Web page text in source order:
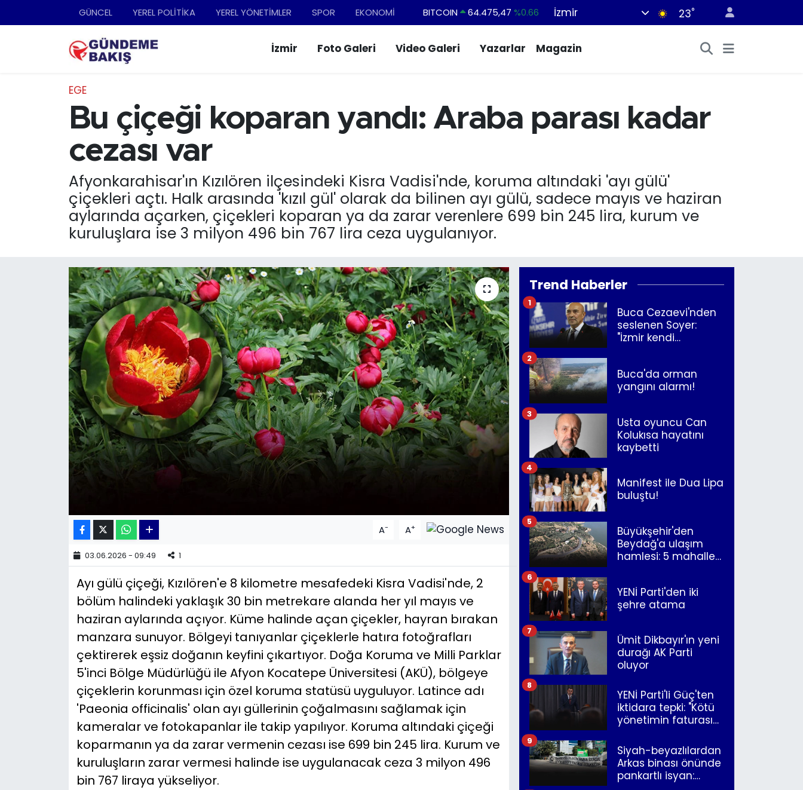
GÜNCEL YEREL POLİTİKA YEREL YÖNETİMLER SPOR EKONOMİ DOLAR 47,5971 %0.05
STERLİN
64,2534 %0.22
BITCOIN
64.475,47%0.66
İzmir 23°
İzmir Foto Galeri Video Galeri Yazarlar Magazin
EGE
Bu çiçeği koparan yandı: Araba parası kadar
cezası var
Afyonkarahisar'ın Kızılören ilçesindeki Kisra Vadisi'nde, koruma altındaki 'ayı gülü'
çiçekleri açtı. Halk arasında 'kızıl gül' olarak da bilinen ayı gülü, sadece mayıs ve haziran
aylarında açarken, çiçekleri koparan ya da zarar verenlere 699 bin 245 lira, kurum ve
kuruluşlara ise 3 milyon 496 bin 767 lira ceza uygulanıyor.
A- A+
03.06.2026 - 09:49 1
Ayı gülü çiçeği, Kızılören'e 8 kilometre mesafedeki Kisra Vadisi'nde, 2
bölüm halindeki yaklaşık 30 bin metrekare alanda her yıl mayıs ve
haziran aylarında açıyor. Küme halinde açan çiçekler, hayran bırakan
manzara sunuyor. Bölgeyi tanıyanlar çiçeklerle hatıra fotoğrafları
çektirerek eşsiz doğanın keyfini çıkartıyor. Doğa Koruma ve Milli Parklar
5'inci Bölge Müdürlüğü ile Afyon Kocatepe Üniversitesi (AKÜ), bölgeye
çiçeklerin korunması için özel koruma statüsü uyguluyor. Latince adı
'Paeonia officinalis' olan ayı güllerinin çoğalmasını sağlamak için
kameralar ve fotokapanlar ile takip yapılıyor. Koruma altındaki çiçeği
koparmanın ya da zarar vermenin cezası ise 699 bin 245 lira. Kurum ve
kuruluşların zarar vermesi halinde ise uygulanacak ceza 3 milyon 496
bin 767 liraya yükseliyor.
Trend Haberler
Buca Cezaevi'nden
seslenen Soyer:
"İzmir kendi
1
Buca'da orman
yangını alarmı!
2
Usta oyuncu Can
Kolukısa hayatını
kaybetti
3
Manifest ile Dua Lipa
buluştu!
4
Büyükşehir'den
Beydağ'a ulaşım
hamlesi: 5 mahalle
5
YENİ Parti'den iki
şehre atama
6
Ümit Dikbayır'ın yeni
durağı AK Parti
oluyor
7
YENİ Parti'li Güç'ten
iktidara tepki: "Kötü
yönetimin faturasını
8
Siyah-beyazlılardan
Arkas binası önünde
pankartlı isyan:
9
Ankara
DÜNYA
EKONOMİ
English News
KÜLTÜR SANAT
MAGAZİN
POLİTİKA
SAĞLIK
Siyaset
TEKNOLOJİ
YEREL POLİTİKA
YEREL YÖNETİMLER
Nöbetçi Eczaneler
Trafik Durumu
Süper Lig Puan Durumu ve Fikstür
Son Dakika Haberleri
Haber Arşivi